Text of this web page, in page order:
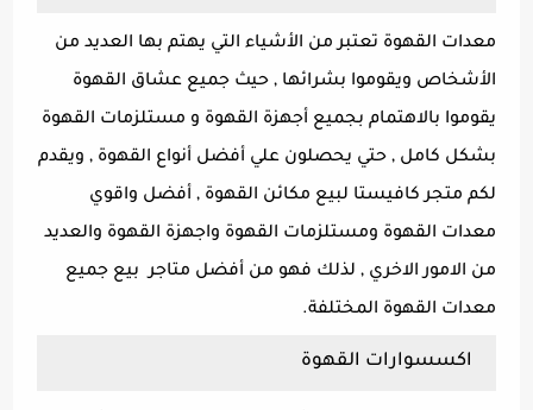
معدات القهوة تعتبر من الأشياء التي يهتم بها العديد من
الأشخاص ويقوموا بشرائها , حيث جميع عشاق القهوة
يقوموا بالاهتمام بجميع أجهزة القهوة و مستلزمات القهوة
بشكل كامل , حتي يحصلون علي أفضل أنواع القهوة , ويقدم
لكم متجر كافيستا لبيع مكائن القهوة , أفضل واقوي
معدات القهوة ومستلزمات القهوة واجهزة القهوة والعديد
من الامور الاخري , لذلك فهو من أفضل متاجر بيع جميع
معدات القهوة المختلفة.
اكسسوارات القهوة